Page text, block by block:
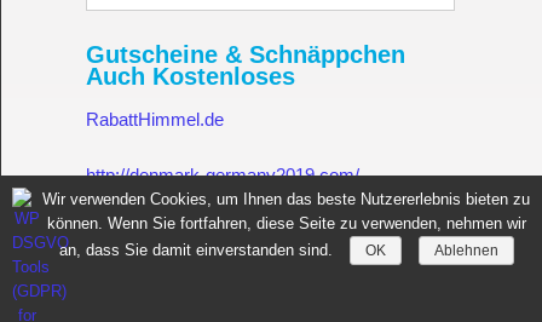
Gutscheine & Schnäppchen
Auch Kostenloses
RabattHimmel.de
http://denmark-germany2019.com/
Gutschein.Rabatthimmel.de
Sportnahrung für Muskelaufbau Fitness Made in Germany
Wir verwenden Cookies, um Ihnen das beste Nutzererlebnis bieten zu
können. Wenn Sie fortfahren, diese Seite zu verwenden, nehmen wir
an, dass Sie damit einverstanden sind.
OK Ablehnen